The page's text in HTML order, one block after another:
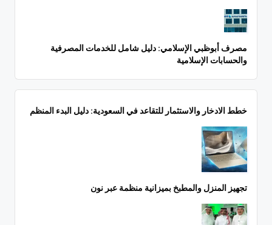
مصرف أبوظبي الإسلامي: دليل شامل للخدمات المصرفية
والحسابات الإسلامية
خطط الادخار والاستثمار للتقاعد في السعودية: دليل البدء المنظم
تجهيز المنزل والمطبخ بميزانية منظمة عبر نون